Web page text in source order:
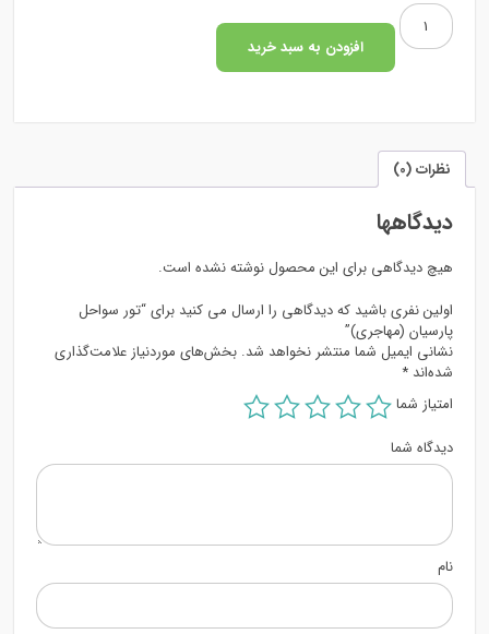
تور
سواحل
پارسیان
افزودن به سبد خرید
نظرات (0)
دیدگاهها
هیچ دیدگاهی برای این محصول نوشته نشده است.
اولین نفری باشید که دیدگاهی را ارسال می کنید برای “تور سواحل
پارسیان (مهاجری)”
نشانی ایمیل شما منتشر نخواهد شد. بخش‌های موردنیاز علامت‌گذاری
شده‌اند *
امتیاز شما
دیدگاه شما
نام